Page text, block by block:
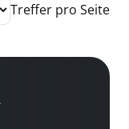
Treffer pro Seite